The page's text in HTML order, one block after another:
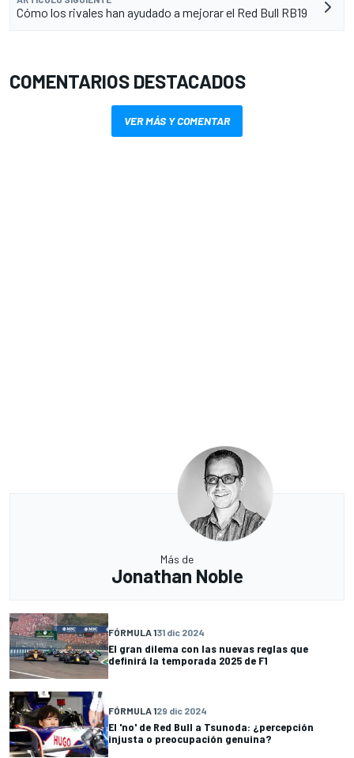
Cómo los rivales han ayudado a mejorar el Red Bull RB19
COMENTARIOS DESTACADOS
VER MÁS Y COMENTAR
Más de
Jonathan Noble
FÓRMULA 131 dic 2024
El gran dilema con las nuevas reglas que
definirá la temporada 2025 de F1
FÓRMULA 129 dic 2024
El 'no' de Red Bull a Tsunoda: ¿percepción
injusta o preocupación genuina?